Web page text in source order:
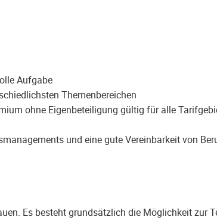
Aufgabe
Themenbereichen
ohne Eigenbeteiligung gültig für alle
und eine gute Vereinbarkeit von
Es besteht grundsätzlich die Möglichkeit zur